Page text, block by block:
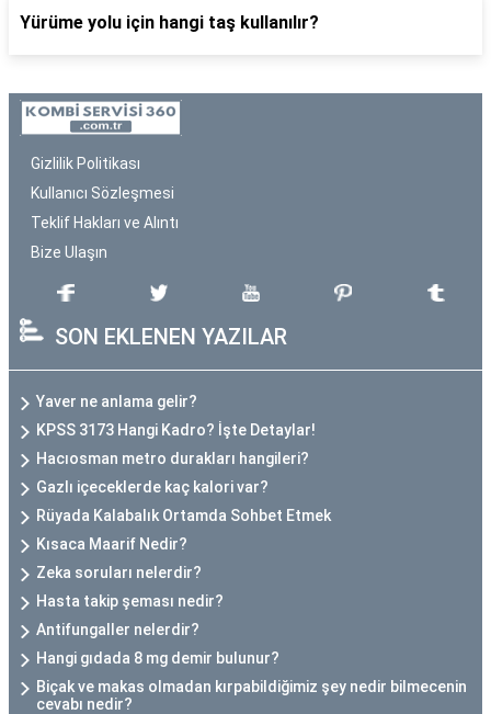
Yürüme yolu için hangi taş kullanılır?
Gizlilik Politikası
Kullanıcı Sözleşmesi
Teklif Hakları ve Alıntı
Bize Ulaşın
SON EKLENEN YAZILAR
Yaver ne anlama gelir?
KPSS 3173 Hangi Kadro? İşte Detaylar!
Hacıosman metro durakları hangileri?
Gazlı içeceklerde kaç kalori var?
Rüyada Kalabalık Ortamda Sohbet Etmek
Kısaca Maarif Nedir?
Zeka soruları nelerdir?
Hasta takip şeması nedir?
Antifungaller nelerdir?
Hangi gıdada 8 mg demir bulunur?
Biçak ve makas olmadan kırpabildiğimiz şey nedir bilmecenin
cevabı nedir?